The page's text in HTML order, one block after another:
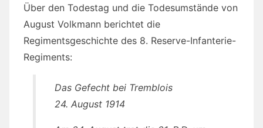
Über den Todestag und die Todesumstände von
August Volkmann berichtet die
Regimentsgeschichte des 8. Reserve-Infanterie-
Regiments:
Das Gefecht bei Tremblois
24. August 1914